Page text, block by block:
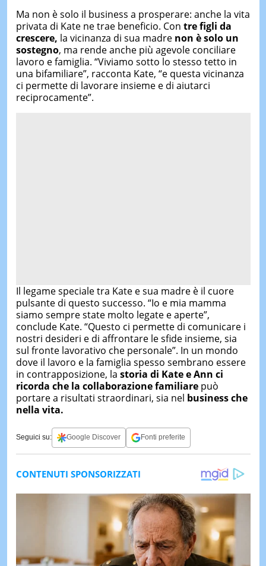
Ma non è solo il business a prosperare: anche la vita
privata di Kate ne trae beneficio. Con tre figli da
crescere, la vicinanza di sua madre non è solo un
sostegno, ma rende anche più agevole conciliare
lavoro e famiglia. “Viviamo sotto lo stesso tetto in
una bifamiliare”, racconta Kate, “e questa vicinanza
ci permette di lavorare insieme e di aiutarci
reciprocamente”.
Il legame speciale tra Kate e sua madre è il cuore
pulsante di questo successo. “Io e mia mamma
siamo sempre state molto legate e aperte”,
conclude Kate. “Questo ci permette di comunicare i
nostri desideri e di affrontare le sfide insieme, sia
sul fronte lavorativo che personale”. In un mondo
dove il lavoro e la famiglia spesso sembrano essere
in contrapposizione, la storia di Kate e Ann ci
ricorda che la collaborazione familiarepuò
portare a risultati straordinari, sia nel business che
nella vita.
Seguici su: Google Discover Fonti preferite